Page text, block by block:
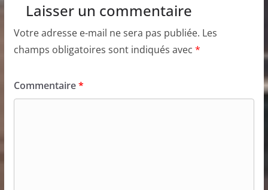
Laisser un commentaire
Votre adresse e-mail ne sera pas publiée. Les
champs obligatoires sont indiqués avec *
Commentaire*